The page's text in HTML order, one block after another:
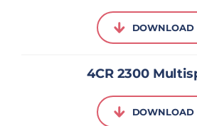
DOWNLOAD
4CR 2300
DOWNLOAD